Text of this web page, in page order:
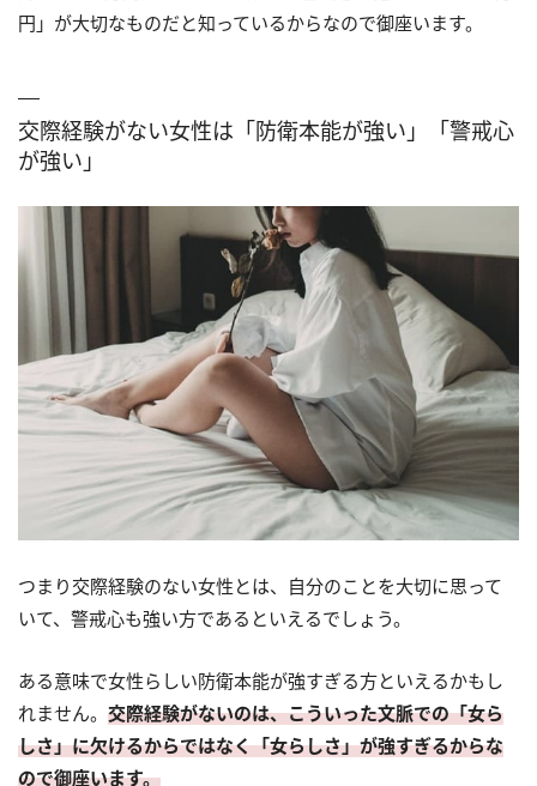
円」が大切なものだと知っているからなので御座います。
交際経験がない女性は「防衛本能が強い」「警戒心
が強い」
つまり交際経験のない女性とは、自分のことを大切に思って
いて、警戒心も強い方であるといえるでしょう。
ある意味で女性らしい防衛本能が強すぎる方といえるかもし
れません。 交際経験がないのは、こういった文脈での「女ら
しさ」に欠けるからではなく「女らしさ」が強すぎるからな
ので御座います。